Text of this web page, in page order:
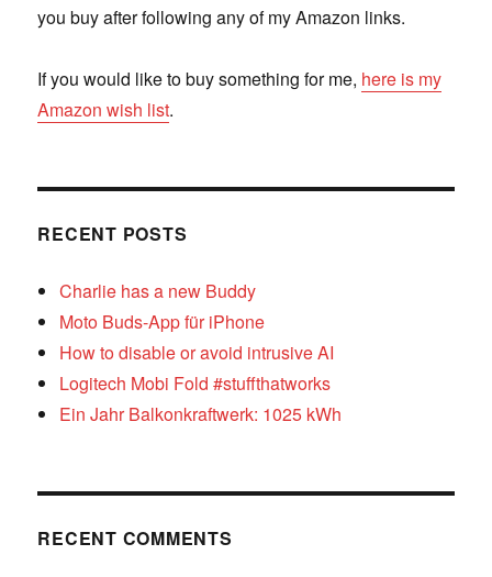
you buy after following any of my Amazon links.
If you would like to buy something for me, here is my
Amazon wish list.
RECENT POSTS
Charlie has a new Buddy
Moto Buds-App für iPhone
How to disable or avoid intrusive AI
Logitech Mobi Fold #stuffthatworks
Ein Jahr Balkonkraftwerk: 1025 kWh
RECENT COMMENTS